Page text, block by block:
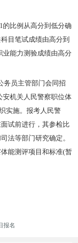
比例从高分到低分确
目笔试成绩由高分到
业能力测验成绩由高分
员主管部门会同招
安机关人民警察职位体
实施。报考人民警
试前进行，其参检比
法等部门研究确定。
能测评项目和标准(暂
报名